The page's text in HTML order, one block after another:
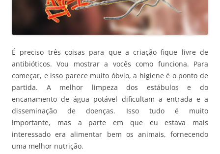
É preciso três coisas para que a criação fique livre de
antibióticos. Vou mostrar a vocês como funciona. Para
começar, e isso parece muito óbvio, a higiene é o ponto de
partida. A melhor limpeza dos estábulos e do
encanamento de água potável dificultam a entrada e a
disseminação de doenças. Isso tudo é muito
importante, mas a parte em que eu estava mais
interessado era alimentar bem os animais, fornecendo
uma melhor nutrição.